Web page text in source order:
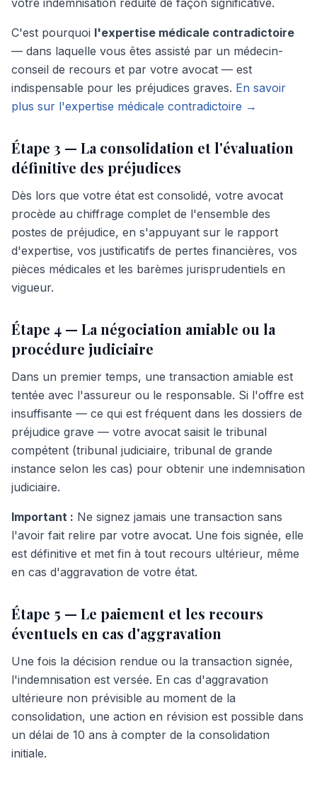
votre indemnisation réduite de façon significative.
C'est pourquoi l'expertise médicale contradictoire
— dans laquelle vous êtes assisté par un médecin-
conseil de recours et par votre avocat — est
indispensable pour les préjudices graves. En savoir
plus sur l'expertise médicale contradictoire →
Étape 3 — La consolidation et l'évaluation
définitive des préjudices
Dès lors que votre état est consolidé, votre avocat
procède au chiffrage complet de l'ensemble des
postes de préjudice, en s'appuyant sur le rapport
d'expertise, vos justificatifs de pertes financières, vos
pièces médicales et les barèmes jurisprudentiels en
vigueur.
Étape 4 — La négociation amiable ou la
procédure judiciaire
Dans un premier temps, une transaction amiable est
tentée avec l'assureur ou le responsable. Si l'offre est
insuffisante — ce qui est fréquent dans les dossiers de
préjudice grave — votre avocat saisit le tribunal
compétent (tribunal judiciaire, tribunal de grande
instance selon les cas) pour obtenir une indemnisation
judiciaire.
Important : Ne signez jamais une transaction sans
l'avoir fait relire par votre avocat. Une fois signée, elle
est définitive et met fin à tout recours ultérieur, même
en cas d'aggravation de votre état.
Étape 5 — Le paiement et les recours
éventuels en cas d'aggravation
Une fois la décision rendue ou la transaction signée,
l'indemnisation est versée. En cas d'aggravation
ultérieure non prévisible au moment de la
consolidation, une action en révision est possible dans
un délai de 10 ans à compter de la consolidation
initiale.